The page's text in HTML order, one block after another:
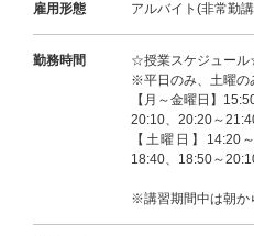
雇用形態 アルバイト(非常勤
勤務時間
☆授業スケジュー
※平日のみ、土曜の
【月～金曜日】
20:10、20:20～
【土曜日】14:20
18:40、18:50～
※講習期間中は朝か